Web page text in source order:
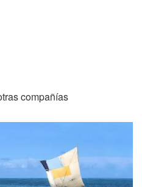
compañías